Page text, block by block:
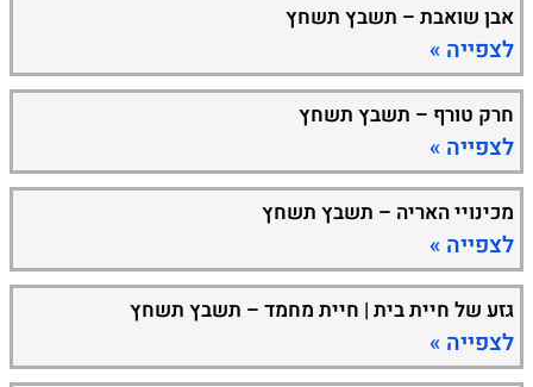
אבן שואבת – תשבץ תשחץ
לצפייה »
חרק טורף – תשבץ תשחץ
לצפייה »
מכינויי האריה – תשבץ תשחץ
לצפייה »
גזע של חיית בית | חיית מחמד – תשבץ תשחץ
לצפייה »